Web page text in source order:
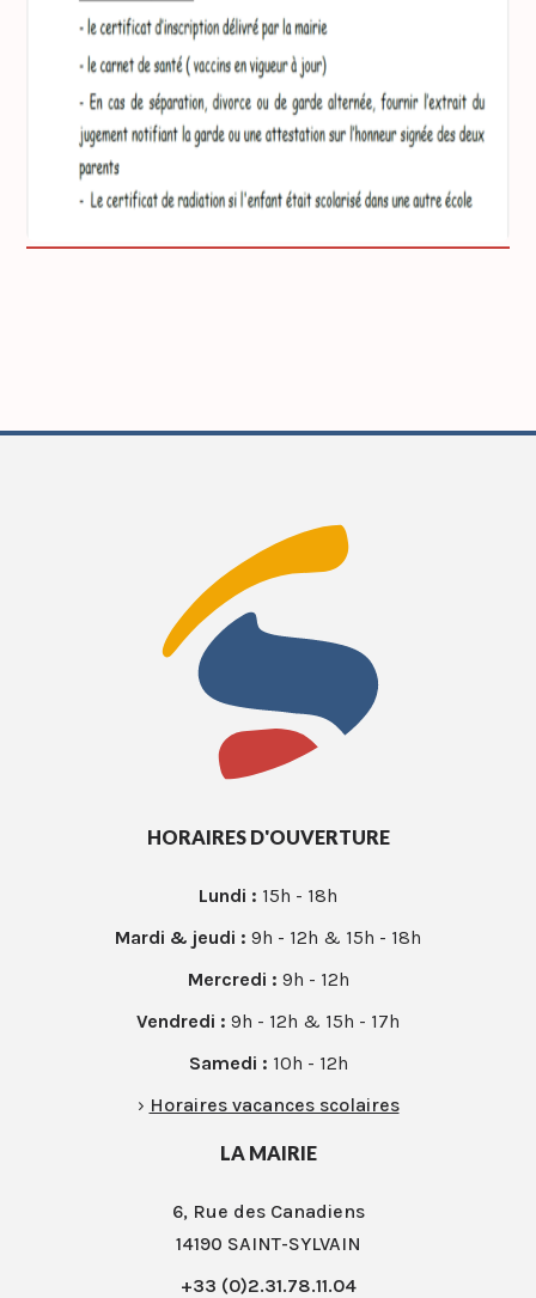
HORAIRES D'OUVERTURE
Lundi : 15h - 18h
Mardi & jeudi : 9h - 12h & 15h - 18h
Mercredi : 9h - 12h
Vendredi : 9h - 12h & 15h - 17h
Samedi : 10h - 12h
› Horaires vacances scolaires
LA MAIRIE
6, Rue des Canadiens
14190 SAINT-SYLVAIN
+33 (0)2.31.78.11.04